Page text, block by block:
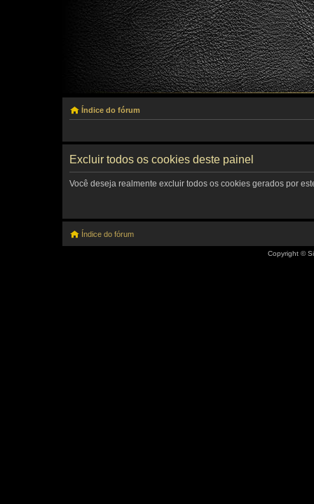
Índice do fórum
Excluir todos os cookies deste painel
Você deseja realmente excluir todos os cookies gerados por
Índice do fórum
Copyright ©